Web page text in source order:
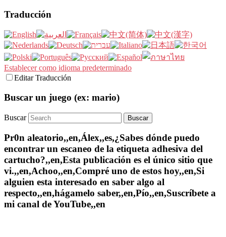
Traducción
Establecer como idioma predeterminado
Editar Traducción
Buscar un juego (ex: mario)
Buscar
Pr0n aleatorio,,en,Álex,,es,¿Sabes dónde puedo
encontrar un escaneo de la etiqueta adhesiva del
cartucho?,,en,Esta publicación es el único sitio que
vi.,,en,Achoo,,en,Compré uno de estos hoy,,en,Si
alguien esta interesado en saber algo al
respecto,,en,hágamelo saber,,en,Pío,,en,Suscríbete a
mi canal de YouTube,,en